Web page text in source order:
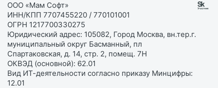
ООО «Мам Софт»
ИНН/КПП 7707455220 / 770101001
ОГРН 1217700330275
Юридический адрес: 105082, Город Москва, вн.тер.г.
муниципальный округ Басманный, пл
Спартаковская, д. 14, стр. 2, помещ. 7Н
ОКВЭД (основной): 62.01
Вид ИТ-деятельности согласно приказу Минцифры:
12.01